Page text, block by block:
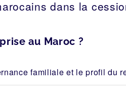
dans la
au Maroc ?
familiale et le profil du